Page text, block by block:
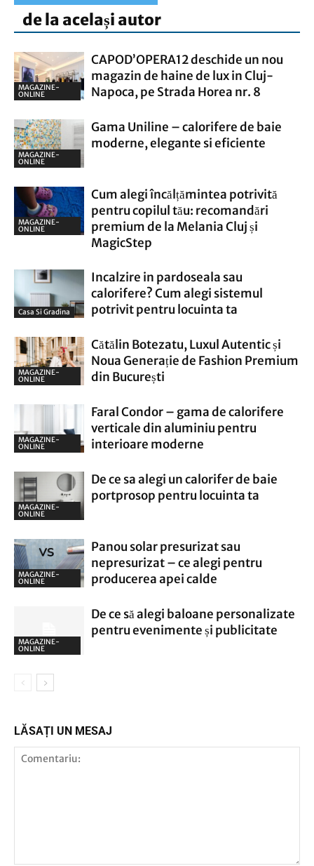
de la același autor
MAGAZINE-
ONLINE
CAPOD’OPERA12 deschide un nou
magazin de haine de lux in Cluj-
Napoca, pe Strada Horea nr. 8
MAGAZINE-
ONLINE
Gama Uniline – calorifere de baie
moderne, elegante si eficiente
MAGAZINE-
ONLINE
Cum alegi încălțămintea potrivită
pentru copilul tău: recomandări
premium de la Melania Cluj și
MagicStep
Casa Si Gradina
Incalzire in pardoseala sau
calorifere? Cum alegi sistemul
potrivit pentru locuinta ta
MAGAZINE-
ONLINE
Cătălin Botezatu, Luxul Autentic și
Noua Generație de Fashion Premium
din București
MAGAZINE-
ONLINE
Faral Condor – gama de calorifere
verticale din aluminiu pentru
interioare moderne
MAGAZINE-
ONLINE
De ce sa alegi un calorifer de baie
portprosop pentru locuinta ta
MAGAZINE-
ONLINE
Panou solar presurizat sau
nepresurizat – ce alegi pentru
producerea apei calde
MAGAZINE-
ONLINE
De ce să alegi baloane personalizate
pentru evenimente și publicitate
LĂSAȚI UN MESAJ